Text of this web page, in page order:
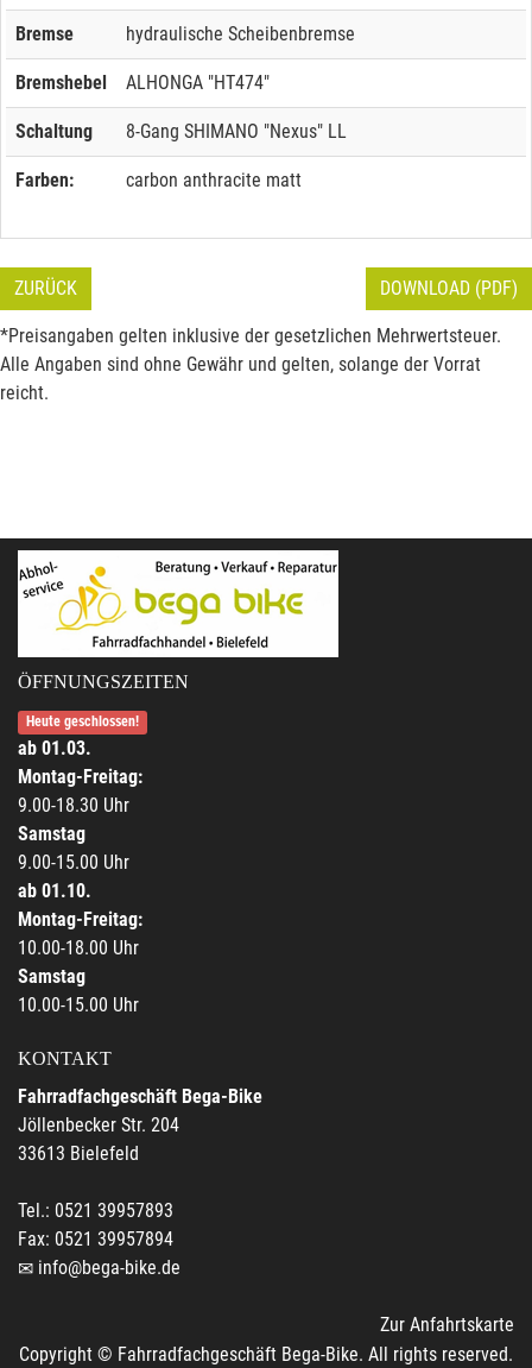
Bremse hydraulische Scheibenbremse
Bremshebel ALHONGA "HT474"
Schaltung 8-Gang SHIMANO "Nexus" LL
Farben: carbon anthracite matt
ZURÜCK DOWNLOAD (PDF)
*Preisangaben gelten inklusive der gesetzlichen Mehrwertsteuer.
Alle Angaben sind ohne Gewähr und gelten, solange der Vorrat
reicht.
ÖFFNUNGSZEITEN
Heute geschlossen!
ab 01.03.
Montag-Freitag:
9.00-18.30 Uhr
Samstag
9.00-15.00 Uhr
ab 01.10.
Montag-Freitag:
10.00-18.00 Uhr
Samstag
10.00-15.00 Uhr
KONTAKT
Fahrradfachgeschäft Bega-Bike
Jöllenbecker Str. 204
33613 Bielefeld
Tel.: 0521 39957893
Fax: 0521 39957894
info@bega-bike.de
Zur Anfahrtskarte
Copyright © Fahrradfachgeschäft Bega-Bike. All rights reserved.